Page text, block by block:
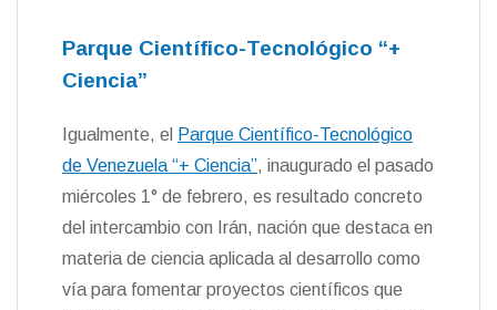
Parque Científico-Tecnológico “+
Ciencia”
Igualmente, el
Parque Científico-Tecnológico
de Venezuela “+ Ciencia”, inaugurado el pasado
miércoles 1° de febrero, es resultado concreto
del intercambio con Irán, nación que destaca en
materia de ciencia aplicada al desarrollo como
vía para fomentar proyectos científicos que